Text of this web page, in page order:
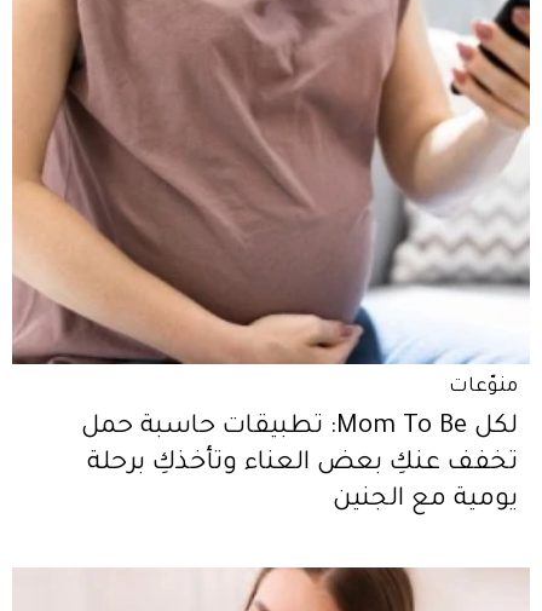
منوّعات
لكل Mom To Be: تطبيقات حاسبة حمل
تخفف عنكِ بعض العناء وتأخذكِ برحلة
يومية مع الجنين